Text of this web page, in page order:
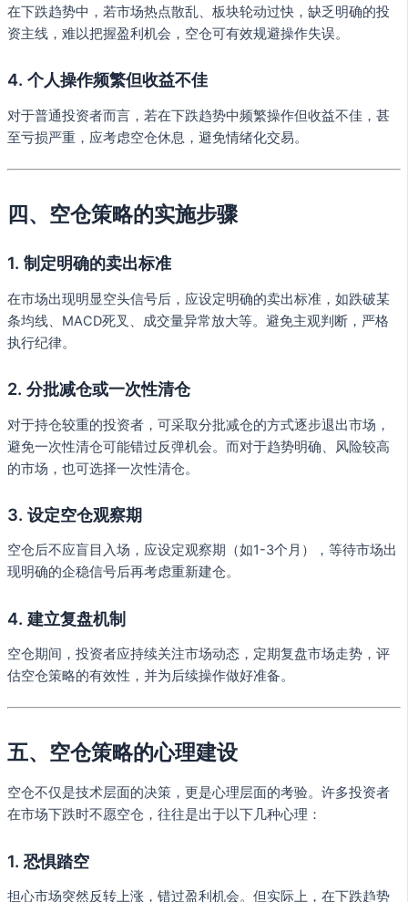
在下跌趋势中，若市场热点散乱、板块轮动过快，缺乏明确的投
资主线，难以把握盈利机会，空仓可有效规避操作失误。
4. 个人操作频繁但收益不佳
对于普通投资者而言，若在下跌趋势中频繁操作但收益不佳，甚
至亏损严重，应考虑空仓休息，避免情绪化交易。
四、空仓策略的实施步骤
1. 制定明确的卖出标准
在市场出现明显空头信号后，应设定明确的卖出标准，如跌破某
条均线、MACD死叉、成交量异常放大等。避免主观判断，严格
执行纪律。
2. 分批减仓或一次性清仓
对于持仓较重的投资者，可采取分批减仓的方式逐步退出市场，
避免一次性清仓可能错过反弹机会。而对于趋势明确、风险较高
的市场，也可选择一次性清仓。
3. 设定空仓观察期
空仓后不应盲目入场，应设定观察期（如1-3个月），等待市场出
现明确的企稳信号后再考虑重新建仓。
4. 建立复盘机制
空仓期间，投资者应持续关注市场动态，定期复盘市场走势，评
估空仓策略的有效性，并为后续操作做好准备。
五、空仓策略的心理建设
空仓不仅是技术层面的决策，更是心理层面的考验。许多投资者
在市场下跌时不愿空仓，往往是出于以下几种心理：
1. 恐惧踏空
担心市场突然反转上涨，错过盈利机会。但实际上，在下跌趋势